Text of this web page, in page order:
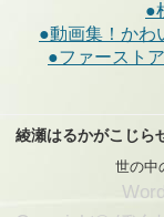
●
●動画集！かわ
●ファースト
綾瀬はるかがこじら
世の中